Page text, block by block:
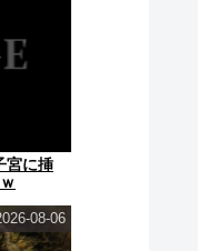
宮に挿
08-06